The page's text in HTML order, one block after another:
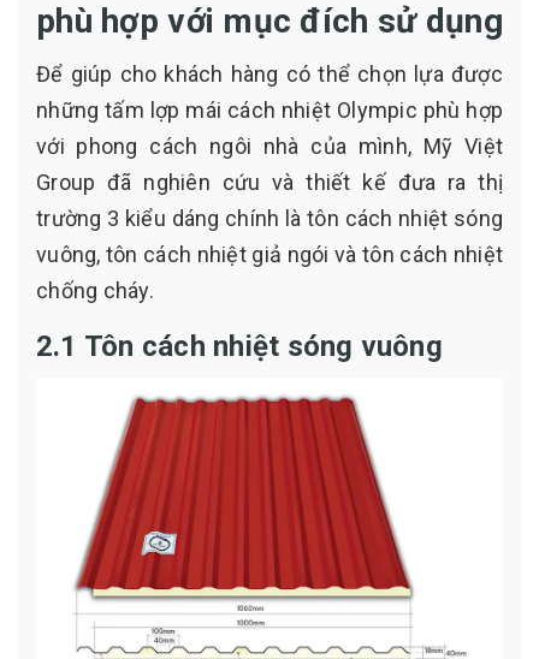
phù hợp với mục đích sử dụng
Để giúp cho khách hàng có thể chọn lựa được
những tấm lợp mái cách nhiệt Olympic phù hợp
với phong cách ngôi nhà của mình, Mỹ Việt
Group đã nghiên cứu và thiết kế đưa ra thị
trường 3 kiểu dáng chính là tôn cách nhiệt sóng
vuông, tôn cách nhiệt giả ngói và tôn cách nhiệt
chống cháy.
2.1 Tôn cách nhiệt sóng vuông